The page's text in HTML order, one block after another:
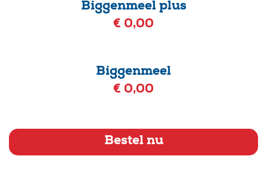
Biggenmeel plus
€ 0,00
Biggenmeel
€ 0,00
Bestel nu